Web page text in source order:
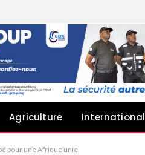
Agriculture International
pour une Afrique unie